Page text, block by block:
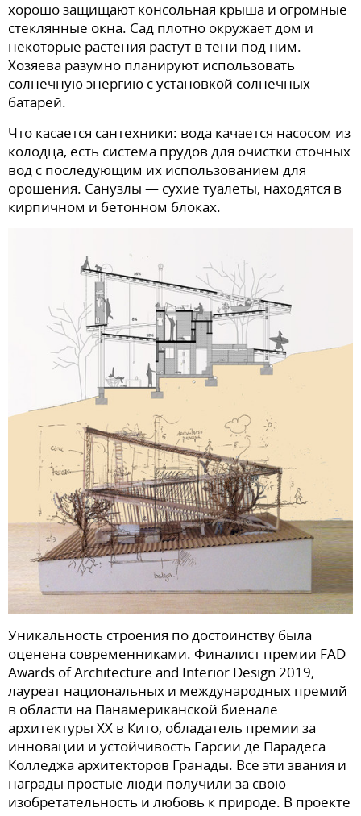
хорошо защищают консольная крыша и огромные
стеклянные окна. Сад плотно окружает дом и
некоторые растения растут в тени под ним.
Хозяева разумно планируют использовать
солнечную энергию с установкой солнечных
батарей.
Что касается сантехники: вода качается насосом из
колодца, есть система прудов для очистки сточных
вод с последующим их использованием для
орошения. Санузлы — сухие туалеты, находятся в
кирпичном и бетонном блоках.
Уникальность строения по достоинству была
оценена современниками. Финалист премии FAD
Awards of Architecture and Interior Design 2019,
лауреат национальных и международных премий
в области на Панамериканской биенале
архитектуры ХХ в Кито, обладатель премии за
инновации и устойчивость Гарсии де Парадеса
Колледжа архитекторов Гранады. Все эти звания и
награды простые люди получили за свою
изобретательность и любовь к природе. В проекте